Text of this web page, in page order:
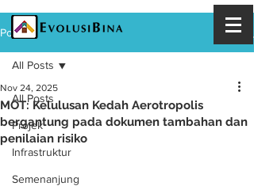
Post
All Posts
Projek
Infrastruktur
Semenanjung
All Posts
MOT: Kelulusan Kedah Aerotropolis
bergantung pada dokumen tambahan dan
penilaian risiko
Nov 24, 2025